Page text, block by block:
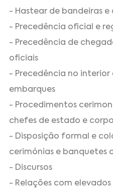
- Hastear de bandeiras e
- Precedência oficial e
- Precedência de
oficiais
- Precedência no interior
embarques
- Procedimentos
chefes de estado e
- Disposição formal e
cerimónias e banquetes
- Discursos
- Relações com